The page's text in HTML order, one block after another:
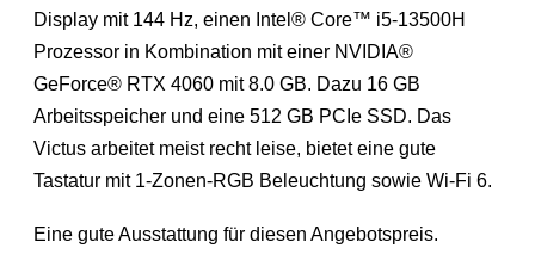
Display mit 144 Hz, einen Intel® Core™ i5-13500H
Prozessor in Kombination mit einer NVIDIA®
GeForce® RTX 4060 mit 8.0 GB. Dazu 16 GB
Arbeitsspeicher und eine 512 GB PCIe SSD. Das
Victus arbeitet meist recht leise, bietet eine gute
Tastatur mit 1-Zonen-RGB Beleuchtung sowie Wi-Fi 6.
Eine gute Ausstattung für diesen Angebotspreis.